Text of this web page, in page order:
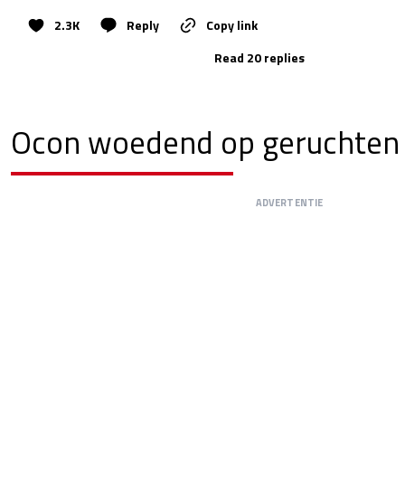
2.3K Reply
Copy link
Read 20 replies
Ocon woedend op geruchten
ADVERTENTIE